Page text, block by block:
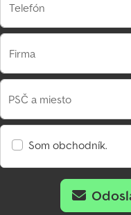
Telefón
Firma
PSČ a miesto
Som obchodník.